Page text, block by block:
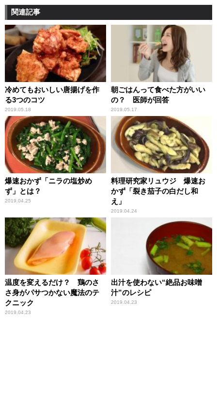
関連記事
冷めてもおいしい唐揚げを作
る3つのコツ
2019.05.18
朝ごはんって食べた方がいい
の？ 医師が回答
2019.05.17
爆速おかず「ニラの塩炒め
ず」とは？
2019.04.25
料理研究家リュウジ 爆速お
かず「裂き茄子の白だし和
え」
2019.04.24
温度を変えるだけ？ 鶏のさ
さ身がパサつかない魔法のテ
クニック
2019.04.23
出汁を使わない“絶品お味噌
汁”のレシピ
2019.04.23